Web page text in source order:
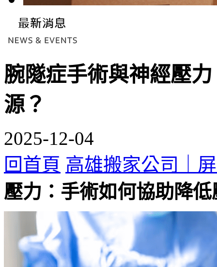
腕隧症手術與神經壓
源？
2025-12-04
回首頁 高雄搬家公司｜
壓力：手術如何協助降